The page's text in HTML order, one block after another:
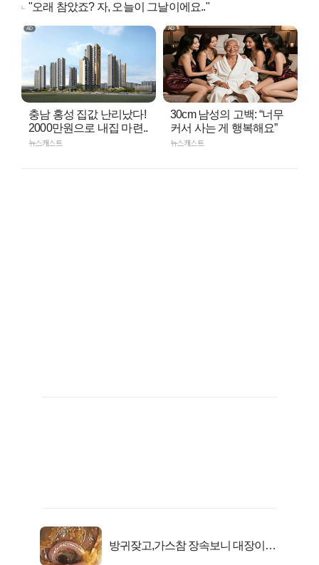
"오래 참았죠? 자, 오늘이 그날이에요.."
충남 홍성 집값 난리났다!
2000만원으로 내집 마련..
뉴스캐스트
30cm 남성의 고백: “너무
커서 사는 게 행복해요”
뉴스캐스트
방귀잦고,가스참 장속보니 대장이아